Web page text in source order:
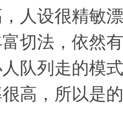
人设很精敏
切法，依然
队列走的模
高，所以是